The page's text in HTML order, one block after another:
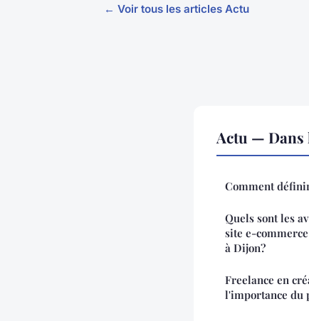
← Voir tous les articles Actu
Actu — Dans
Comment
Quels sont les
site e-
à Dijon?
Freelance en
l'importance du